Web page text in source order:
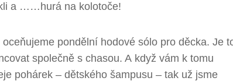
a ……hurá na kolotoče!
oceňujeme pondělní hodové sólo pro děcka. Je
společně s chasou. A když vám k tomu
pohárek – dětského šampusu – tak už jsme